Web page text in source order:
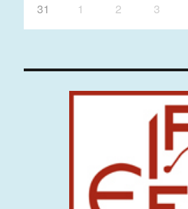
31 1 2 3